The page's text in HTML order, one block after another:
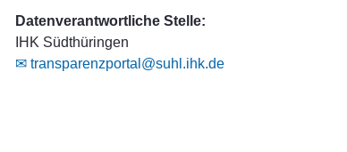
Datenverantwortliche Stelle:
IHK Südthüringen
✉ transparenzportal@suhl.ihk.de